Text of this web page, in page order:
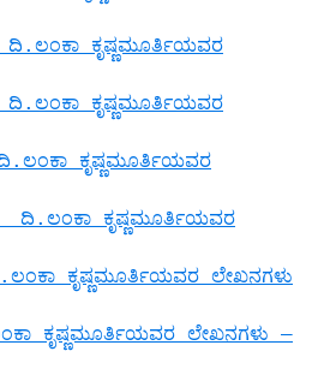
ಕೃಷ್ಣಮೂರ್ತಿಯವರ
ಕೃಷ್ಣಮೂರ್ತಿಯವರ
ಕೃಷ್ಣಮೂರ್ತಿಯವರ
ದಿ.ಲಂಕಾ ಕೃಷ್ಣಮೂರ್ತಿಯವರ
ಕೃಷ್ಣಮೂರ್ತಿಯವರ ಲೇಖನಗಳು
ಕೃಷ್ಣಮೂರ್ತಿಯವರ ಲೇಖನಗಳು –